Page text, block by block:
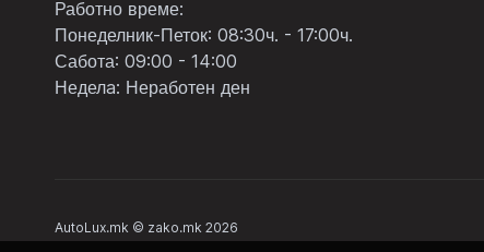
Работно време:
Понеделник-Петок: 08:30ч. - 17:00ч.
Сабота: 09:00 - 14:00
Неделa: Неработен ден
AutoLux.mk © zako.mk 2026